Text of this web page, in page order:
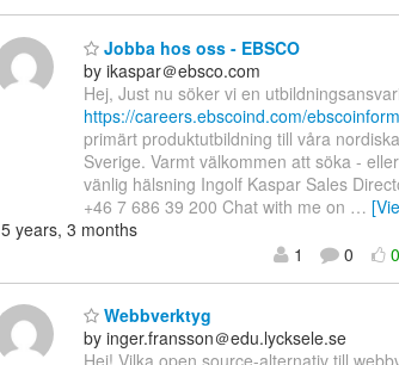
Jobba hos oss - EBSCO
by ikaspar＠ebsco.com
Hej, Just nu söker vi en
https://careers.ebscoind.com/
primärt produktutbildning till våra
Sverige. Varmt välkommen att söka -
vänlig hälsning Ingolf Kaspar Sales
+46 7 686 39 200 Chat with me on …
5 years, 3 months
1
0 0
Webbverktyg
by inger.fransson＠edu.lycksele.se